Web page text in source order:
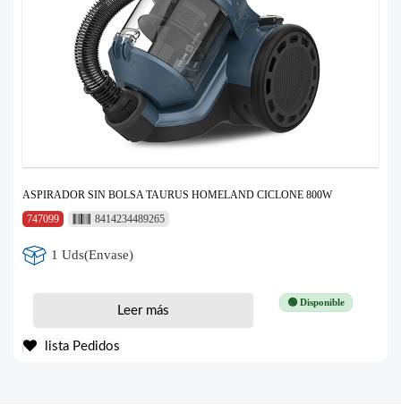
ASPIRADOR SIN BOLSA TAURUS HOMELAND CICLONE 800W
747099
8414234489265
1 Uds(Envase)
🟢 Disponible
Leer más
lista Pedidos